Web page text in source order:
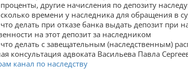
проценты, другие начисления по депозиту
сколько времени у наследника для обращения в
что делать при отказе банка выдать депозит при
на этот депозит за наследником
что делать с завещательным (наследственным)
консультация адвоката Васильева Павла
канал по наследству